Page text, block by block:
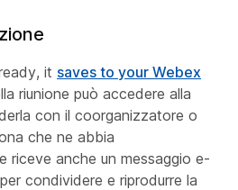
it saves to your Webex
riunione può accedere alla
con il coorganizzatore o
che ne abbia
riceve anche un messaggio e-
condividere e riprodurre la